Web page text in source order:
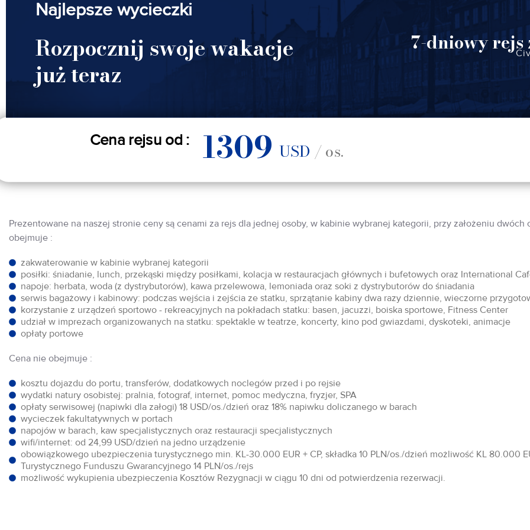
Najlepsze wycieczki
Rozpocznij swoje wakacje
już teraz
7-dniowy rejs
Cena rejsu od : 1309USD / os.
Prezentowane na naszej stronie ceny są cenami za rejs dla jednej osoby, w kabinie wybranej kategorii, przy założeniu
obejmuje :
zakwaterowanie w kabinie wybranej kategorii
posiłki: śniadanie, lunch, przekąski między posiłkami, kolacja w restauracjach głównych i bufetowych oraz International
napoje: herbata, woda (z dystrybutorów), kawa przelewowa, lemoniada oraz soki z dystrybutorów do śniadania
serwis bagażowy i kabinowy: podczas wejścia i zejścia ze statku, sprzątanie kabiny dwa razy dziennie, wieczorne
korzystanie z urządzeń sportowo - rekreacyjnych na pokładach statku: basen, jacuzzi, boiska sportowe, Fitness Center
udział w imprezach organizowanych na statku: spektakle w teatrze, koncerty, kino pod gwiazdami, dyskoteki, animacje
opłaty portowe
Cena nie obejmuje :
kosztu dojazdu do portu, transferów, dodatkowych noclegów przed i po rejsie
wydatki natury osobistej: pralnia, fotograf, internet, pomoc medyczna, fryzjer, SPA
opłaty serwisowej (napiwki dla załogi) 18 USD/os./dzień oraz 18% napiwku doliczanego w barach
wycieczek fakultatywnych w portach
napojów w barach, kaw specjalistycznych oraz restauracji specjalistycznych
wifi/internet: od 24,99 USD/dzień na jedno urządzenie
obowiązkowego ubezpieczenia turystycznego min. KL-30.000 EUR + CP, składka 10 PLN/os./dzień możliwość KL 80.000
Turystycznego Funduszu Gwarancyjnego 14 PLN/os./rejs
możliwość wykupienia ubezpieczenia Kosztów Rezygnacji w ciągu 10 dni od potwierdzenia rezerwacji.